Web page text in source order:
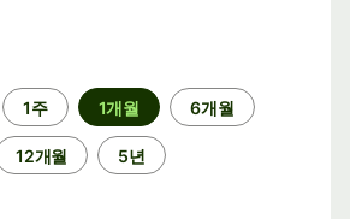
1주 1개월 6개월
12개월 5년